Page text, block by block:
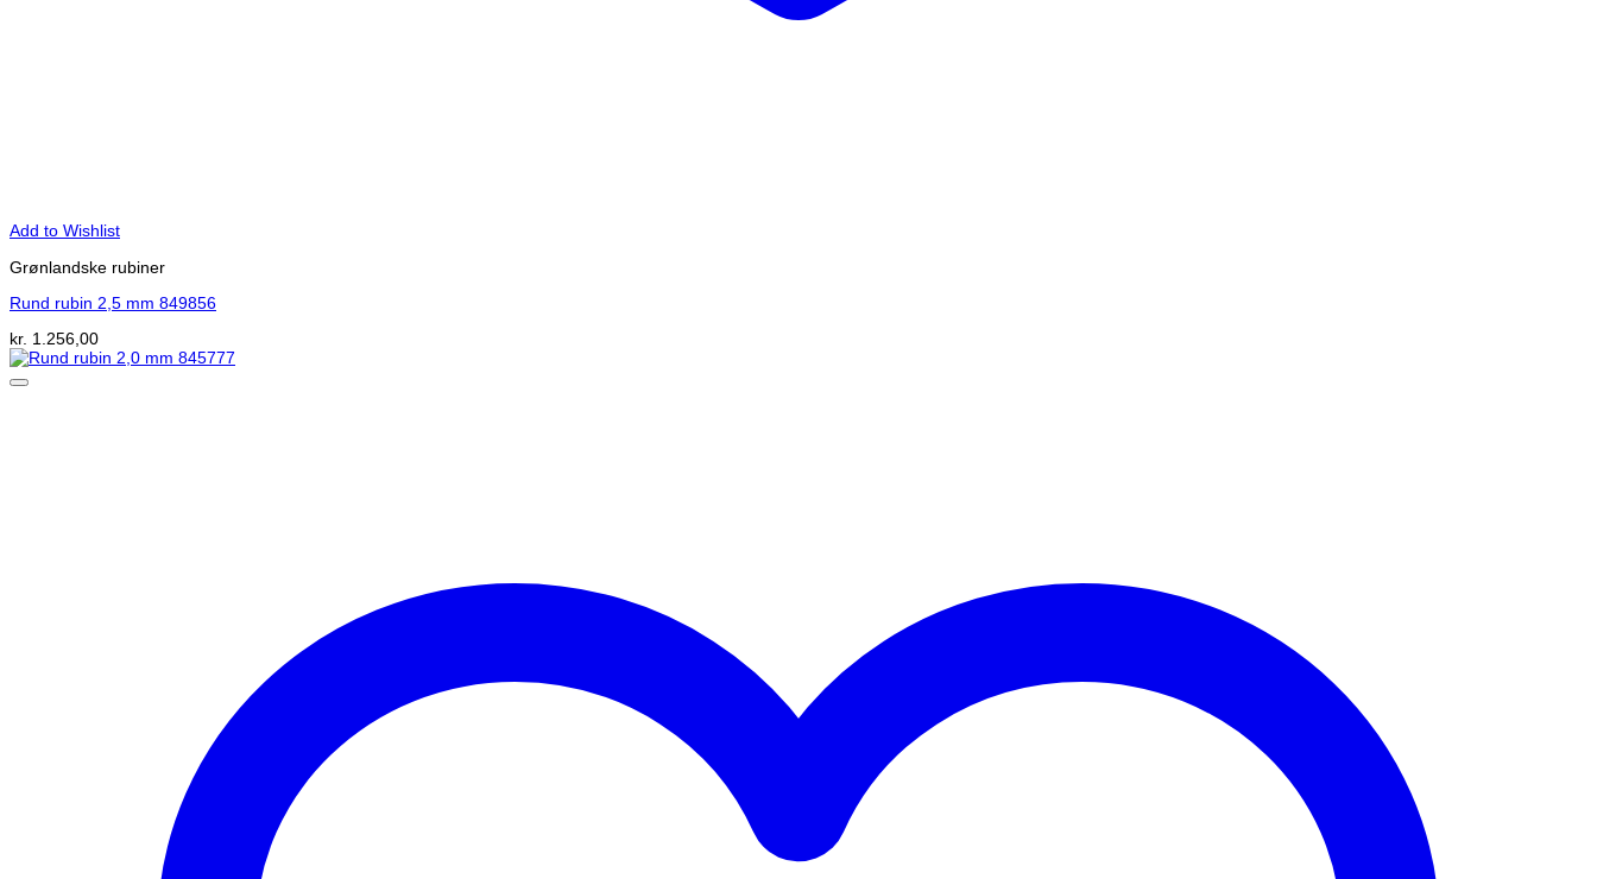
Add to Wishlist
Grønlandske rubiner
Rund rubin 2,5 mm 849856
kr. 1.256,00